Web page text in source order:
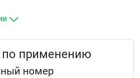
по применению
номер